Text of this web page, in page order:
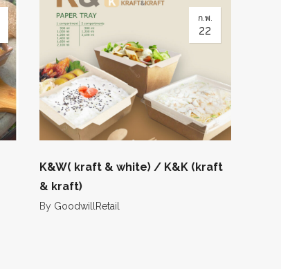
ก.พ.
22
K&W( kraft & white) / K&K (kraft
& kraft)
By GoodwillRetail